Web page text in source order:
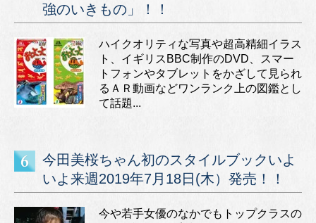
強のいきもの」！！
ハイクオリティな写真や超高精細イラス
ト、イギリスBBC制作のDVD、スマー
トフォンやタブレットをかざして見られ
るＡＲ動画などワンランク上の図鑑とし
て話題...
今田美桜ちゃん初のスタイルブックいよ
いよ来週2019年7月18日(木）発売！！
今や若手女優のなかでもトップクラスの